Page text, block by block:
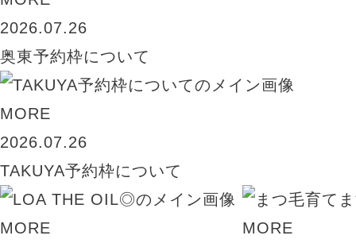
2026.07.26
奥東予約枠について
MORE
2026.07.26
TAKUYA予約枠について
MORE
MORE